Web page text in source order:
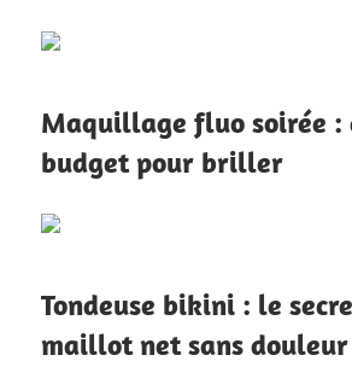
Maquillage fluo soirée :
budget pour briller
Tondeuse bikini : le
maillot net sans douleur